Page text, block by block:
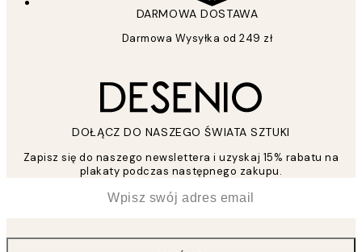
DARMOWA DOSTAWA
Darmowa Wysyłka od 249 zł
DOŁĄCZ DO NASZEGO ŚWIATA SZTUKI
Zapisz się do naszego newslettera i uzyskaj 15% rabatu na
plakaty podczas następnego zakupu.